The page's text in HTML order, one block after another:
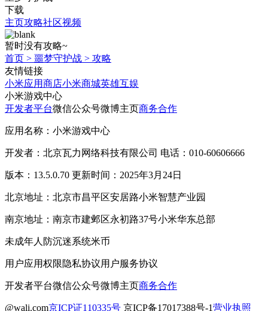
下载
主页攻略社区视频
暂时没有攻略~
首页 > 噩梦守护战 > 攻略
友情链接
小米应用商店小米商城英雄互娱
小米游戏中心
开发者平台微信公众号微博主页商务合作
应用名称：小米游戏中心
开发者：北京瓦力网络科技有限公司 电话：010-60606666
版本：13.5.0.70 更新时间：2025年3月24日
北京地址：北京市昌平区安居路小米智慧产业园
南京地址：南京市建邺区永初路37号小米华东总部
未成年人防沉迷系统米币
用户应用权限隐私协议用户服务协议
开发者平台微信公众号微博主页商务合作
@wali.com京ICP证110335号 京ICP备17017388号-1营业执照